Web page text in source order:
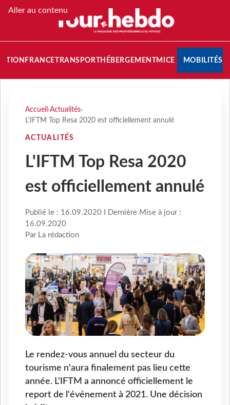
Aller au contenu
FRANCETRANSPORT HÉBERGEMENTMICE MOBILITÉS
Accueil ›Actualités›
L'IFTM Top Resa 2020 est officiellement annulé
ACTUALITÉS
L'IFTM Top Resa 2020
est officiellement annulé
Publié le : 16.09.2020 I Dernière Mise à jour :
16.09.2020
Par La rédaction
Le rendez-vous annuel du secteur du
tourisme n'aura finalement pas lieu cette
année. L'IFTM a annoncé officiellement le
report de l'événement à 2021. Une décision